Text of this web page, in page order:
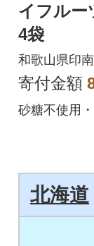
イフルー
4袋
和歌山県印南
寄付金額
砂糖不使用
北海道